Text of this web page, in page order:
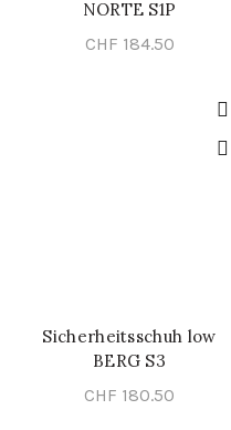
NORTE S1P
CHF 184.50
SCHNELL-EINKAUF
Sicherheitsschuh low
BERG S3
CHF 180.50